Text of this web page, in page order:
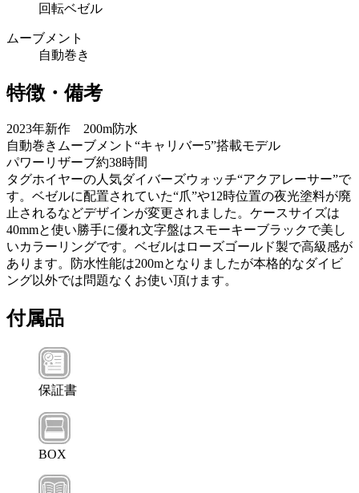
回転ベゼル
ムーブメント
自動巻き
特徴・備考
2023年新作 200m防水
自動巻きムーブメント“キャリバー5”搭載モデル
パワーリザーブ約38時間
タグホイヤーの人気ダイバーズウォッチ“アクアレーサー”で
す。ベゼルに配置されていた“爪”や12時位置の夜光塗料が廃
止されるなどデザインが変更されました。ケースサイズは
40mmと使い勝手に優れ文字盤はスモーキーブラックで美し
いカラーリングです。ベゼルはローズゴールド製で高級感が
あります。防水性能は200mとなりましたが本格的なダイビ
ング以外では問題なくお使い頂けます。
付属品
保証書
BOX